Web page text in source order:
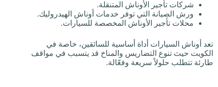
شركات تأجير الأوناش المتنقلة.
ورش الصيانة التي توفر خدمات أوناش الهيدروليك.
محلات تأجير الأوناش المخصصة للسيارات.
تعد أوناش السيارات أداة أساسية للسائقين، خاصة في
الكويت حيث تنوع التضاريس والمناخ قد يتسبب في مواقف
طارئة تتطلب حلولاً سريعة وفعّالة.